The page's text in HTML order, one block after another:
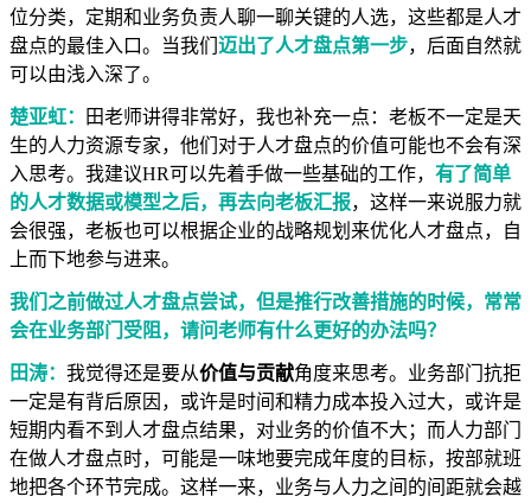
位分类，定期和业务负责人聊一聊关键的人选，这些都是人才
盘点的最佳入口。当我们 迈出了人才盘点第一步，后面自然就
可以由浅入深了。
楚亚虹：
田老师讲得非常好，我也补充一点：老板不一定是天
生的人力资源专家，他们对于人才盘点的价值可能也不会有深
入思考。我建议HR可以先着手做一些基础的工作， 有了简单
的人才数据或模型之后，再去向老板汇报，这样一来说服力就
会很强，老板也可以根据企业的战略规划来优化人才盘点，自
上而下地参与进来。
我们之前做过人才盘点尝试，但是推行改善措施的时候，常常
会在业务部门受阻，请问老师有什么更好的办法吗？
田涛： 我觉得还是要从价值与贡献角度来思考。业务部门抗拒
一定是有背后原因，或许是时间和精力成本投入过大，或许是
短期内看不到人才盘点结果，对业务的价值不大；而人力部门
在做人才盘点时，可能是一味地要完成年度的目标，按部就班
地把各个环节完成。这样一来，业务与人力之间的间距就会越